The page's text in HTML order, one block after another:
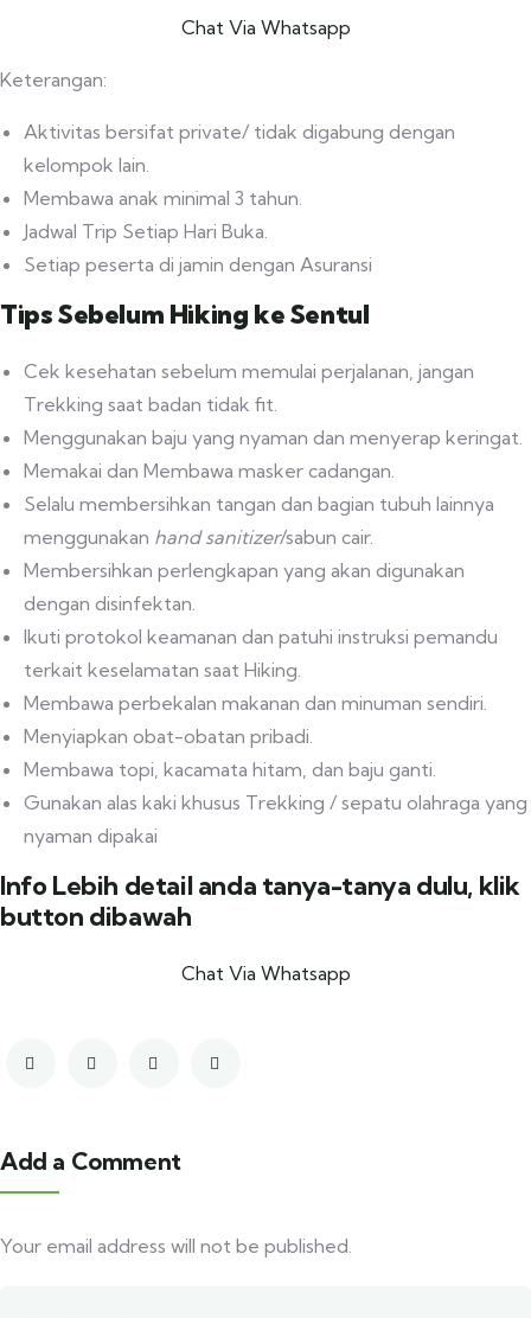
Chat Via Whatsapp
Keterangan:
Aktivitas bersifat private/ tidak digabung dengan
kelompok lain.
Membawa anak minimal 3 tahun.
Jadwal Trip Setiap Hari Buka.
Setiap peserta di jamin dengan Asuransi
Tips Sebelum Hiking ke Sentul
Cek kesehatan sebelum memulai perjalanan, jangan
Trekking saat badan tidak fit.
Menggunakan baju yang nyaman dan menyerap keringat.
Memakai dan Membawa masker cadangan.
Selalu membersihkan tangan dan bagian tubuh lainnya
menggunakan hand sanitizer/sabun cair.
Membersihkan perlengkapan yang akan digunakan
dengan disinfektan.
Ikuti protokol keamanan dan patuhi instruksi pemandu
terkait keselamatan saat Hiking.
Membawa perbekalan makanan dan minuman sendiri.
Menyiapkan obat-obatan pribadi.
Membawa topi, kacamata hitam, dan baju ganti.
Gunakan alas kaki khusus Trekking / sepatu olahraga yang
nyaman dipakai
Info Lebih detail anda tanya-tanya dulu, klik
button dibawah
Chat Via Whatsapp
Add a Comment
Your email address will not be published.